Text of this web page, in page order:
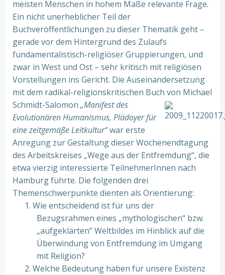
meisten Menschen in hohem Maße relevante Frage.
Ein nicht unerheblicher Teil der
Buchveröffentlichungen zu dieser Thematik geht –
gerade vor dem Hintergrund des Zulaufs
fundamentalistisch-religiöser Gruppierungen, und
zwar in West und Ost – sehr kritisch mit religiösen
Vorstellungen ins Gericht. Die Auseinandersetzung
mit dem radikal-religionskritischen Buch von Michael
Schmidt-Salomon „Manifest des
Evolutionären Humanismus, Plädoyer für
eine zeitgemäße Leitkultur“war erste
Anregung zur Gestaltung dieser Wochenendtagung
des Arbeitskreises „Wege aus der Entfremdung“, die
etwa vierzig interessierte TeilnehmerInnen nach
Hamburg führte. Die folgenden drei
Themenschwerpunkte dienten als Orientierung:
1. Wie entscheidend ist für uns der
Bezugsrahmen eines „mythologischen“ bzw.
„aufgeklärten“ Weltbildes im Hinblick auf die
Überwindung von Entfremdung im Umgang
mit Religion?
2. Welche Bedeutung haben für unsere Existenz